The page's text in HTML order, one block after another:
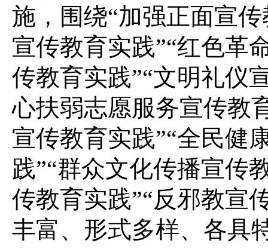
施，围绕“加强正面宣
宣传教育实践”“红色革
传教育实践”“文明礼仪
心扶弱志愿服务宣传教
宣传教育实践”“全民健
践”“群众文化传播宣传
传教育实践”“反邪教宣
丰富、形式多样、各具